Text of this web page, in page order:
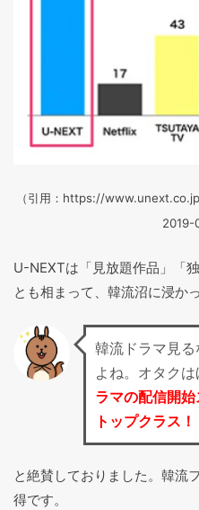
（引用：https://
2019-
U-NEXTは「見放題作品」「
とも相まって、韓流沼に浸か
韓流ドラマ見
よね。オタクは
ラマの配信開
トップクラス！
と絶賛しておりました。韓流
得です。